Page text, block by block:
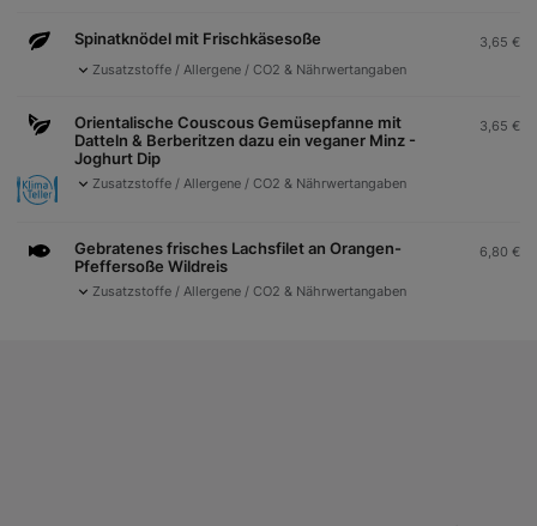
Spinatknödel mit Frischkäsesoße 3,65 €
expand_more Zusatzstoffe / Allergene / CO2 & Nährwertangaben
Orientalische Couscous Gemüsepfanne mit
Datteln & Berberitzen dazu ein veganer Minz -
Joghurt Dip
3,65 €
expand_more Zusatzstoffe / Allergene / CO2 & Nährwertangaben
Gebratenes frisches Lachsfilet an Orangen-
Pfeffersoße Wildreis
6,80 €
expand_more Zusatzstoffe / Allergene / CO2 & Nährwertangaben